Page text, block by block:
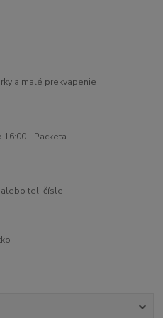
a malé prekvapenie
- Packeta
alebo tel. čísle